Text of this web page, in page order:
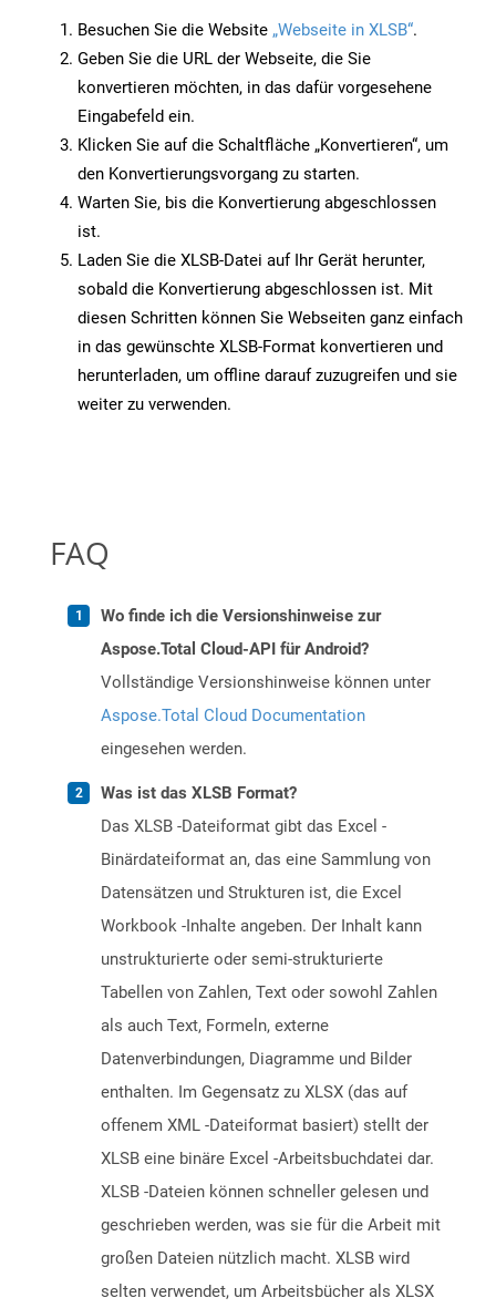
Besuchen Sie die Website „Webseite in XLSB“.
Geben Sie die URL der Webseite, die Sie
konvertieren möchten, in das dafür vorgesehene
Eingabefeld ein.
Klicken Sie auf die Schaltfläche „Konvertieren“, um
den Konvertierungsvorgang zu starten.
Warten Sie, bis die Konvertierung abgeschlossen
ist.
Laden Sie die XLSB-Datei auf Ihr Gerät herunter,
sobald die Konvertierung abgeschlossen ist. Mit
diesen Schritten können Sie Webseiten ganz einfach
in das gewünschte XLSB-Format konvertieren und
herunterladen, um offline darauf zuzugreifen und sie
weiter zu verwenden.
FAQ
Wo finde ich die Versionshinweise zur
Aspose.Total Cloud-API für Android?
Vollständige Versionshinweise können unter
Aspose.Total Cloud Documentation
eingesehen werden.
Was ist das XLSB Format?
Das XLSB -Dateiformat gibt das Excel -
Binärdateiformat an, das eine Sammlung von
Datensätzen und Strukturen ist, die Excel
Workbook -Inhalte angeben. Der Inhalt kann
unstrukturierte oder semi-strukturierte
Tabellen von Zahlen, Text oder sowohl Zahlen
als auch Text, Formeln, externe
Datenverbindungen, Diagramme und Bilder
enthalten. Im Gegensatz zu XLSX (das auf
offenem XML -Dateiformat basiert) stellt der
XLSB eine binäre Excel -Arbeitsbuchdatei dar.
XLSB -Dateien können schneller gelesen und
geschrieben werden, was sie für die Arbeit mit
großen Dateien nützlich macht. XLSB wird
selten verwendet, um Arbeitsbücher als XLSX